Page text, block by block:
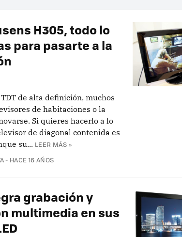
H305, todo lo
para pasarte a la
de alta definición, muchos
de habitaciones o la
Si quieres hacerlo a lo
de diagonal contenida es
su... LEER MÁS »
HACE 16 AÑOS
grabación y
multimedia en sus